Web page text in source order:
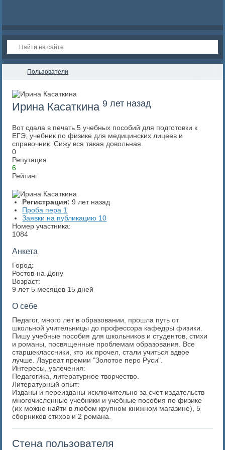
Пользователи
Ирина Касаткина 9 лет назад
Вот сдала в печать 5 учебных пособий для подготовки к
ЕГЭ, учебник по физике для медицинских лицеев и
справочник. Сижу вся такая довольная.
0
Репутация
6
Рейтинг
Регистрация: 9 лет назад
Проба пера 1
Заявки на публикацию 10
Номер участника:
1084
Анкета
Город:
Ростов-на-Дону
Возраст:
9 лет 5 месяцев 15 дней
О себе
Педагог, много лет в образовании, прошла путь от
школьной учительницы до профессора кафедры физики.
Пишу учебные пособия для школьников и студентов, стихи
и романы, посвященные проблемам образования. Все
старшеклассники, кто их прочел, стали учиться вдвое
лучше. Лауреат премии "Золотое перо Руси".
Интересы, увлечения:
Педагогика, литературное творчество.
Литературный опыт:
Изданы и переизданы исключительно за счет издательств
многочисленные учебники и учебные пособия по физике
(их можно найти в любом крупном книжном магазине), 5
сборников стихов и 2 романа.
Стена пользователя